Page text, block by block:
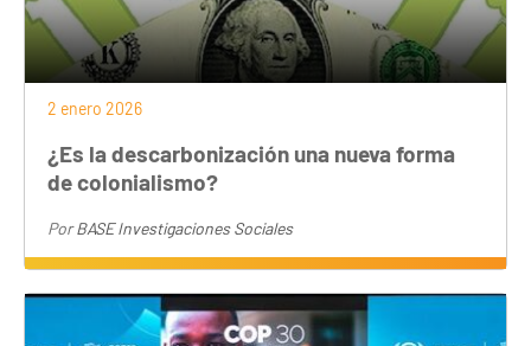
2 enero 2026
¿Es la descarbonización una nueva forma
de colonialismo?
PorBASE Investigaciones Sociales